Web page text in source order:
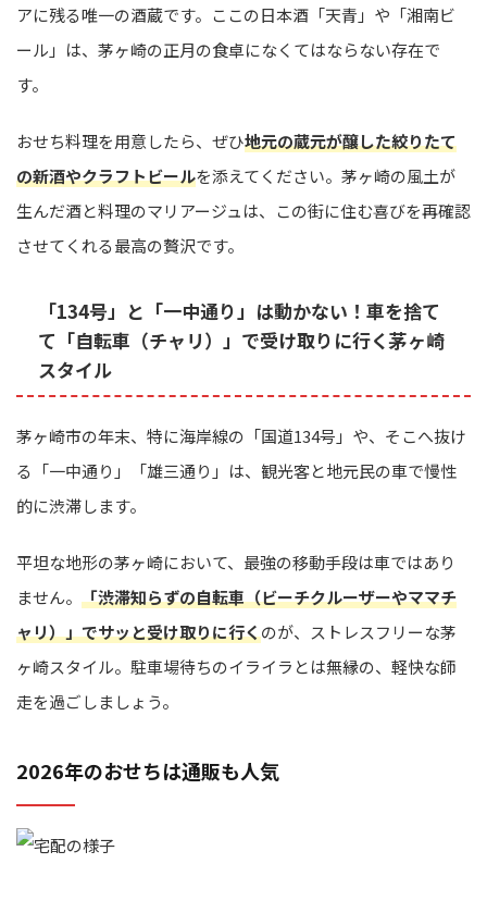
アに残る唯一の酒蔵です。ここの日本酒「天青」や「湘南ビ
ール」は、茅ヶ崎の正月の食卓になくてはならない存在で
す。
おせち料理を用意したら、ぜひ地元の蔵元が醸した絞りたて
の新酒やクラフトビールを添えてください。茅ヶ崎の風土が
生んだ酒と料理のマリアージュは、この街に住む喜びを再確認
させてくれる最高の贅沢です。
「134号」と「一中通り」は動かない！車を捨て
て「自転車（チャリ）」で受け取りに行く茅ヶ崎
スタイル
茅ヶ崎市の年末、特に海岸線の「国道134号」や、そこへ抜け
る「一中通り」「雄三通り」は、観光客と地元民の車で慢性
的に渋滞します。
平坦な地形の茅ヶ崎において、最強の移動手段は車ではあり
ません。 「渋滞知らずの自転車（ビーチクルーザーやママチ
ャリ）」でサッと受け取りに行くのが、ストレスフリーな茅
ヶ崎スタイル。駐車場待ちのイライラとは無縁の、軽快な師
走を過ごしましょう。
2026年のおせちは通販も人気